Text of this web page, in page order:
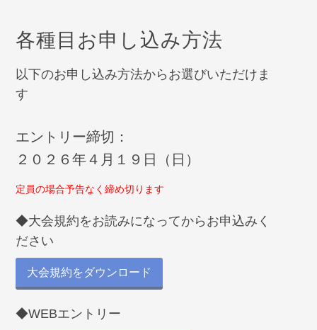
各種目お申し込み方法
以下のお申し込み方法からお選びいただけま
す
エントリー締切：
２０２６年４月１９日（日）
定員の場合予告なく締め切ります
◆大会規約をお読みになってからお申込みく
ださい
大会規約をダウンロード
◆WEBエントリー